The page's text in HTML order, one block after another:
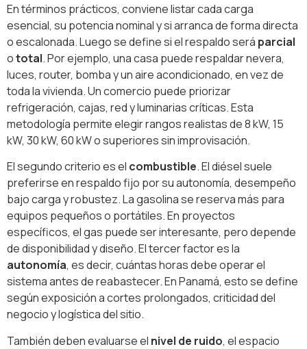
En términos prácticos, conviene listar cada carga
esencial, su potencia nominal y si arranca de forma directa
o escalonada. Luego se define si el respaldo será parcial
ototal. Por ejemplo, una casa puede respaldar nevera,
luces, router, bomba y un aire acondicionado, en vez de
toda la vivienda. Un comercio puede priorizar
refrigeración, cajas, red y luminarias críticas. Esta
metodología permite elegir rangos realistas de 8 kW, 15
kW, 30 kW, 60 kW o superiores sin improvisación.
El segundo criterio es el combustible. El diésel suele
preferirse en respaldo fijo por su autonomía, desempeño
bajo carga y robustez. La gasolina se reserva más para
equipos pequeños o portátiles. En proyectos
específicos, el gas puede ser interesante, pero depende
de disponibilidad y diseño. El tercer factor es la
autonomía, es decir, cuántas horas debe operar el
sistema antes de reabastecer. En Panamá, esto se define
según exposición a cortes prolongados, criticidad del
negocio y logística del sitio.
También deben evaluarse el nivel de ruido, el espacio